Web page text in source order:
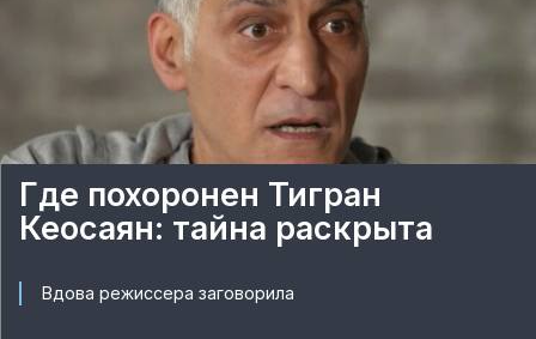
Где похоронен Тигран
Кеосаян: тайна раскрыта
Вдова режиссера заговорила